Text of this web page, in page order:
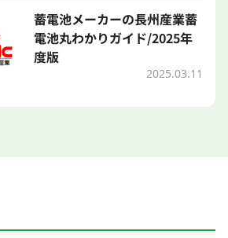
蓄電池メーカーの長州産業蓄
電池丸わかりガイド/2025年
度版
2025.03.11